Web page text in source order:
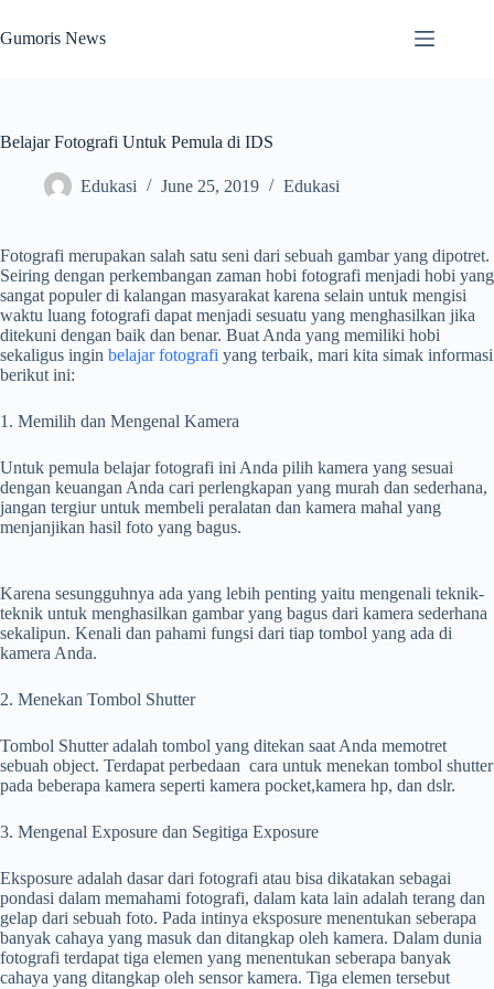
to
content
Gumoris News
Belajar Fotografi Untuk Pemula di IDS
Edukasi June 25, 2019 Edukasi
Fotografi merupakan salah satu seni dari sebuah gambar yang dipotret.
Seiring dengan perkembangan zaman hobi fotografi menjadi hobi yang
sangat populer di kalangan masyarakat karena selain untuk mengisi
waktu luang fotografi dapat menjadi sesuatu yang menghasilkan jika
ditekuni dengan baik dan benar. Buat Anda yang memiliki hobi
sekaligus ingin belajar fotografi yang terbaik, mari kita simak informasi
berikut ini:
1. Memilih dan Mengenal Kamera
Untuk pemula belajar fotografi ini Anda pilih kamera yang sesuai
dengan keuangan Anda cari perlengkapan yang murah dan sederhana,
jangan tergiur untuk membeli peralatan dan kamera mahal yang
menjanjikan hasil foto yang bagus.
Karena sesungguhnya ada yang lebih penting yaitu mengenali teknik-
teknik untuk menghasilkan gambar yang bagus dari kamera sederhana
sekalipun. Kenali dan pahami fungsi dari tiap tombol yang ada di
kamera Anda.
2. Menekan Tombol Shutter
Tombol Shutter adalah tombol yang ditekan saat Anda memotret
sebuah object. Terdapat perbedaan cara untuk menekan tombol shutter
pada beberapa kamera seperti kamera pocket,kamera hp, dan dslr.
3. Mengenal Exposure dan Segitiga Exposure
Eksposure adalah dasar dari fotografi atau bisa dikatakan sebagai
pondasi dalam memahami fotografi, dalam kata lain adalah terang dan
gelap dari sebuah foto. Pada intinya eksposure menentukan seberapa
banyak cahaya yang masuk dan ditangkap oleh kamera. Dalam dunia
fotografi terdapat tiga elemen yang menentukan seberapa banyak
cahaya yang ditangkap oleh sensor kamera. Tiga elemen tersebut